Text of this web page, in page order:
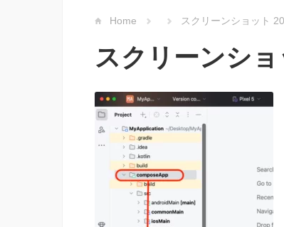
Home スクリーンショット
スクリーンシ